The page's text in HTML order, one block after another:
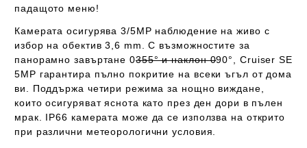
падащото меню!
Камерата осигурява 3/5MP наблюдение на живо с
избор на обектив 3,6 mm. С възможностите за
панорамно завъртане 0355° и наклон 090°, Cruiser SE
5MP гарантира пълно покритие на всеки ъгъл от дома
ви. Поддържа четири режима за нощно виждане,
които осигуряват яснота като през ден дори в пълен
мрак. IP66 камерата може да се използва на открито
при различни метеорологични условия.